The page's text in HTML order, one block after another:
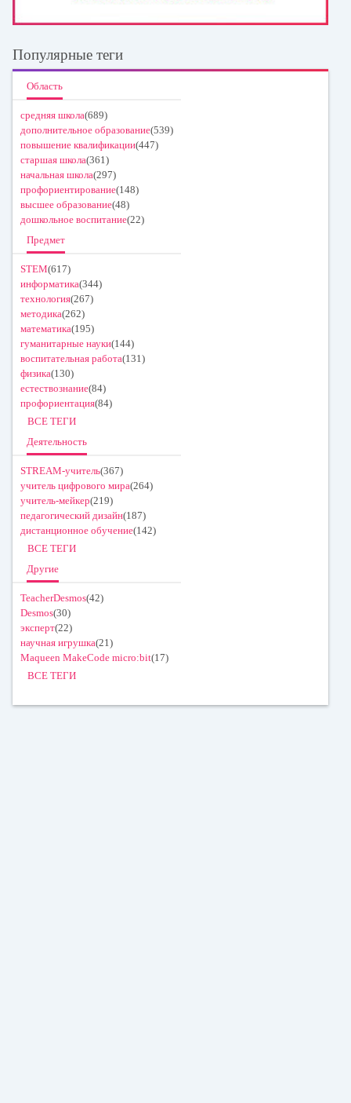
Популярные теги
Область
средняя школа(689)
дополнительное образование(539)
повышение квалификации(447)
старшая школа(361)
начальная школа(297)
профориентирование(148)
высшее образование(48)
дошкольное воспитание(22)
Предмет
STEM(617)
информатика(344)
технология(267)
методика(262)
математика(195)
гуманитарные науки(144)
воспитательная работа(131)
физика(130)
естествознание(84)
профориентация(84)
ВСЕ ТЕГИ
Деятельность
STREAM-учитель(367)
учитель цифрового мира(264)
учитель-мейкер(219)
педагогический дизайн(187)
дистанционное обучение(142)
ВСЕ ТЕГИ
Другие
TeacherDesmos(42)
Desmos(30)
эксперт(22)
научная игрушка(21)
Maqueen MakeCode micro:bit(17)
ВСЕ ТЕГИ